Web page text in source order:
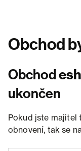
Obchod
Obchod
ukončen
Pokud jste majitel
obnovení, tak se